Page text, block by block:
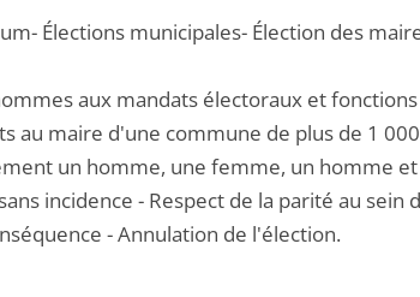
Élections municipales- Élection des
aux mandats électoraux et
au maire d'une commune de plus de 1
un homme, une femme, un homme
incidence - Respect de la parité au
- Annulation de l'élection.